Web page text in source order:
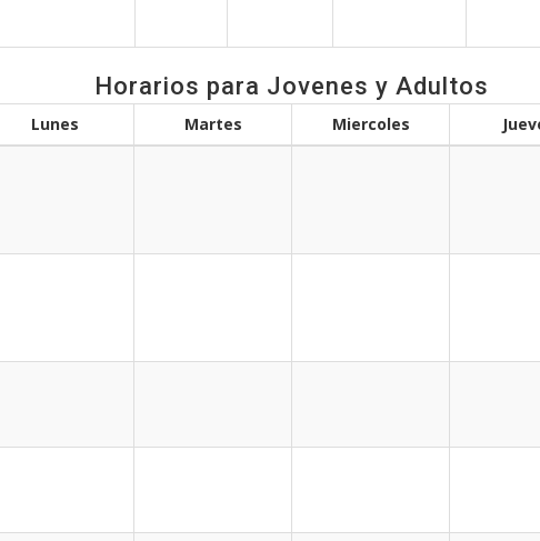
Horarios para Jovenes y Adultos
Lunes Martes Miercoles